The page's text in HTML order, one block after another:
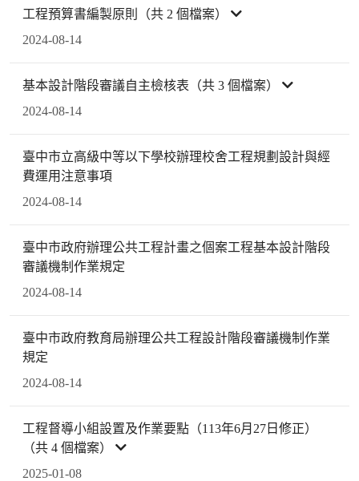
工程預算書編製原則（共 2 個檔案）
2024-08-14
基本設計階段審議自主檢核表（共 3 個檔案）
2024-08-14
臺中市立高級中等以下學校辦理校舍工程規劃設計與經
費運用注意事項
2024-08-14
臺中市政府辦理公共工程計畫之個案工程基本設計階段
審議機制作業規定
2024-08-14
臺中市政府教育局辦理公共工程設計階段審議機制作業
規定
2024-08-14
工程督導小組設置及作業要點（113年6月27日修正）
（共 4 個檔案）
2025-01-08